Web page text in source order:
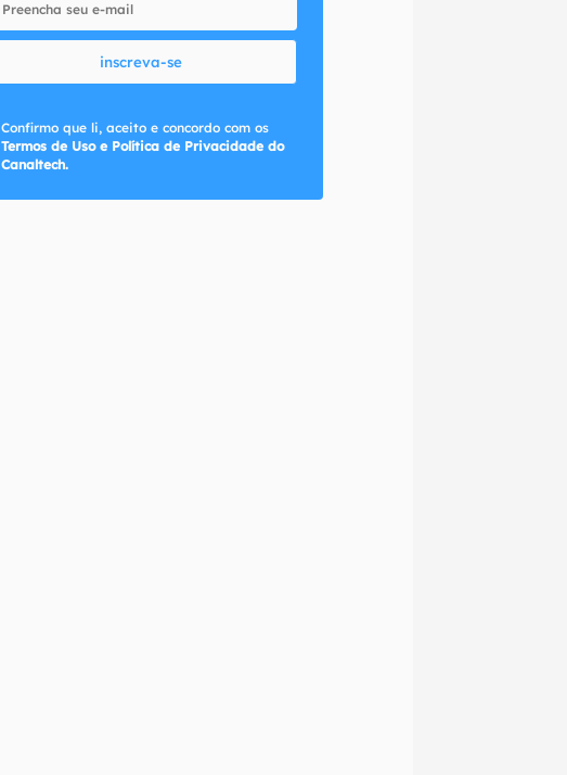
inscreva-se
Confirmo que li, aceito e concordo com os
Termos de Uso e Política de Privacidade do
Canaltech.